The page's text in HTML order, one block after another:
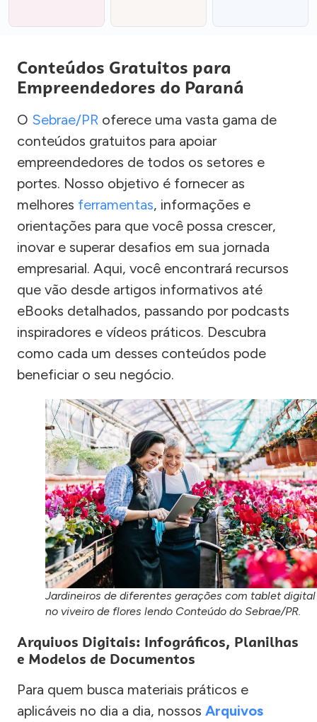
Conteúdos Gratuitos para
Empreendedores do Paraná
O Sebrae/PR oferece uma vasta gama de
conteúdos gratuitos para apoiar
empreendedores de todos os setores e
portes. Nosso objetivo é fornecer as
melhores ferramentas, informações e
orientações para que você possa crescer,
inovar e superar desafios em sua jornada
empresarial. Aqui, você encontrará recursos
que vão desde artigos informativos até
eBooks detalhados, passando por podcasts
inspiradores e vídeos práticos. Descubra
como cada um desses conteúdos pode
beneficiar o seu negócio.
Jardineiros de diferentes gerações com tablet digital
no viveiro de flores lendo Conteúdo do Sebrae/PR.
Arquivos Digitais: Infográficos, Planilhas
e Modelos de Documentos
Para quem busca materiais práticos e
aplicáveis no dia a dia, nossos Arquivos